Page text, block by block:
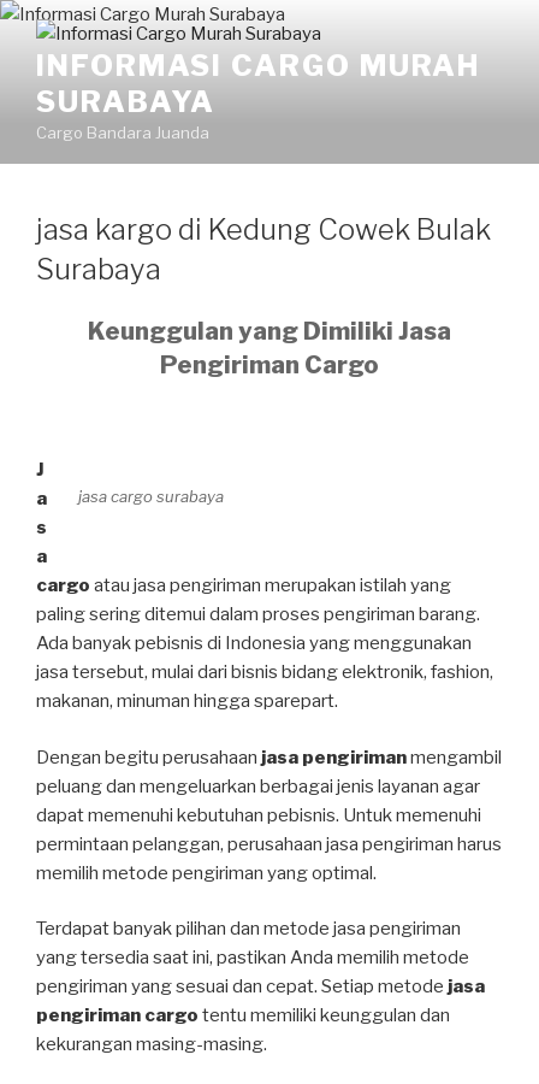
INFORMASI CARGO MURAH
SURABAYA
Cargo Bandara Juanda
jasa kargo di Kedung Cowek Bulak
Surabaya
Keunggulan yang Dimiliki Jasa
Pengiriman Cargo
jasa cargo surabaya
J
a
s
a
cargo atau jasa pengiriman merupakan istilah yang
paling sering ditemui dalam proses pengiriman barang.
Ada banyak pebisnis di Indonesia yang menggunakan
jasa tersebut, mulai dari bisnis bidang elektronik, fashion,
makanan, minuman hingga sparepart.
Dengan begitu perusahaan jasa pengirimanmengambil
peluang dan mengeluarkan berbagai jenis layanan agar
dapat memenuhi kebutuhan pebisnis. Untuk memenuhi
permintaan pelanggan, perusahaan jasa pengiriman harus
memilih metode pengiriman yang optimal.
Terdapat banyak pilihan dan metode jasa pengiriman
yang tersedia saat ini, pastikan Anda memilih metode
pengiriman yang sesuai dan cepat. Setiap metode jasa
pengiriman cargo tentu memiliki keunggulan dan
kekurangan masing-masing.